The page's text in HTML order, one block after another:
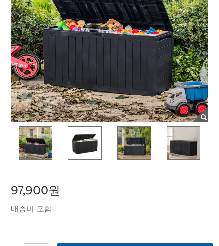
97,900원
배송비 포함